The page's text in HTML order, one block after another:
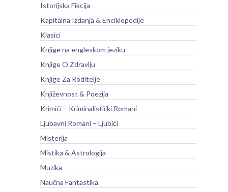
Istorijska Fikcija
Kapitalna Izdanja & Enciklopedije
Klasici
Knjige na engleskom jeziku
Knjige O Zdravlju
Knjige Za Roditelje
Književnost & Poezija
Krimići – Kriminalistički Romani
Ljubavni Romani – Ljubići
Misterija
Mistika & Astrologija
Muzika
Naučna Fantastika